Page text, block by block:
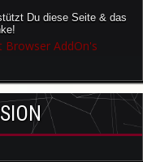
Du diese Seite & das
Browser AddOn's